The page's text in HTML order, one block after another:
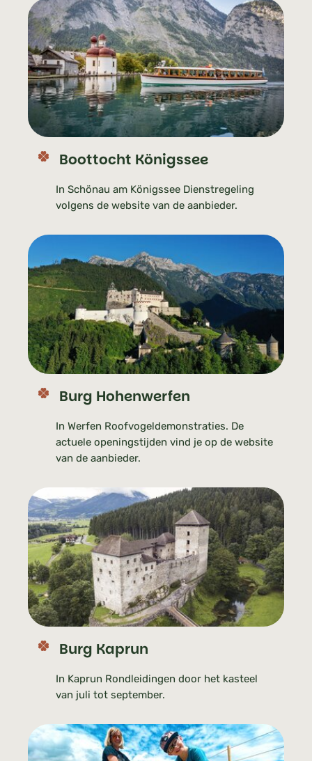
Boottocht Königssee
In Schönau am Königssee Dienstregeling
volgens de website van de aanbieder.
Burg Hohenwerfen
In Werfen Roofvogeldemonstraties. De
actuele openingstijden vind je op de website
van de aanbieder.
Burg Kaprun
In Kaprun Rondleidingen door het kasteel
van juli tot september.